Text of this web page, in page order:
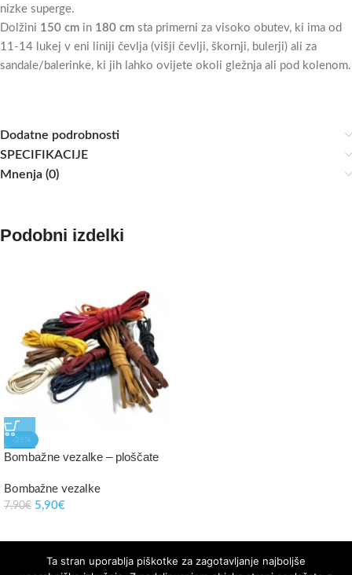
nizke superge.
Dolžini 150 cm in 180 cm sta primerni za visoko obutev, ki ima od
11-14 lukej v eni liniji čevlja (višji čevlji, škornji, bulerji) ali za
sandale/balerinke, ki jih lahko ovijete okoli gležnja ali pod kolenom.
Dodatne podrobnosti
SPECIFIKACIJE
Mnenja (0)
Podobni izdelki
-25%
Bombažne vezalke – ploščate
Bombažne vezalke
7,90€ 5,90€
Ta stran uporablja piškotke za zagotavljanje najboljše